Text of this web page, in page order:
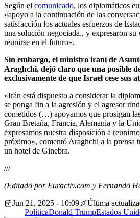
Según el comunicado, los diplomáticos
«apoyo a la continuación de las
satisfacción los actuales esfuerzos de
una solución negociada., y expresaron
reunirse en el futuro».
Sin embargo, el ministro iraní de
Araghchi, dejó claro que una posible
exclusivamente de que Israel cese sus
«Irán está dispuesto a considerar la
se ponga fin a la agresión y el agresor
cometidos (…) apoyamos que prosigan
Gran Bretaña, Francia, Alemania y la
expresamos nuestra disposición a
próximo», comentó Araghchi a la prensa
un hotel de Ginebra.
///
(Editado por Euractiv.com y Fernando
Jun 21, 2025 - 10:09
Última
PolíticaDonald TrumpEstados